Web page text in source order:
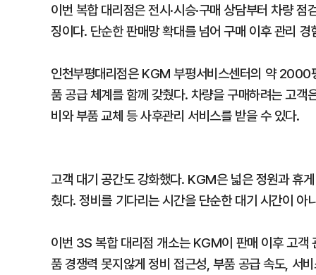
이번 복합 대리점은 전시·시승·구매 상담부터 차량
징이다. 단순한 판매망 확대를 넘어 구매 이후 관리
인천부평대리점은 KGM 부평서비스센터의 약 2000
품 공급 체계를 함께 갖췄다. 차량을 구매하려는 고
비와 부품 교체 등 사후관리 서비스를 받을 수 있다.
고객 대기 공간도 강화했다. KGM은 넓은 정원과 휴
췄다. 정비를 기다리는 시간을 단순한 대기 시간이
이번 3S 복합 대리점 개소는 KGM이 판매 이후 고객
품 경쟁력 못지않게 정비 접근성, 부품 공급 속도, 서